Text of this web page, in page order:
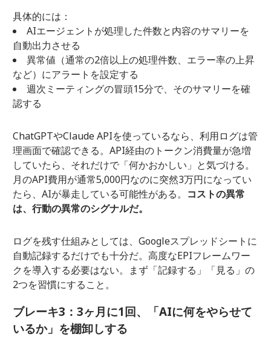
具体的には：
AIエージェントが処理した件数と内容のサマリーを
自動出力させる
異常値（通常の2倍以上の処理件数、エラー率の上昇
など）にアラートを設定する
週次ミーティングの冒頭15分で、そのサマリーを確
認する
ChatGPTやClaude APIを使っているなら、利用ログは管
理画面で確認できる。API経由のトークン消費量が急増
していたら、それだけで「何かおかしい」と気づける。
月のAPI費用が通常5,000円なのに突然3万円になってい
たら、AIが暴走している可能性がある。 コストの異常
は、行動の異常のシグナルだ。
ログを残す仕組みとしては、Googleスプレッドシートに
自動記録するだけでも十分だ。高度なEPIフレームワー
クを導入する必要はない。まず「記録する」「見る」の
2つを習慣にすること。
ブレーキ3：3ヶ月に1回、「AIに何をやらせて
いるか」を棚卸しする